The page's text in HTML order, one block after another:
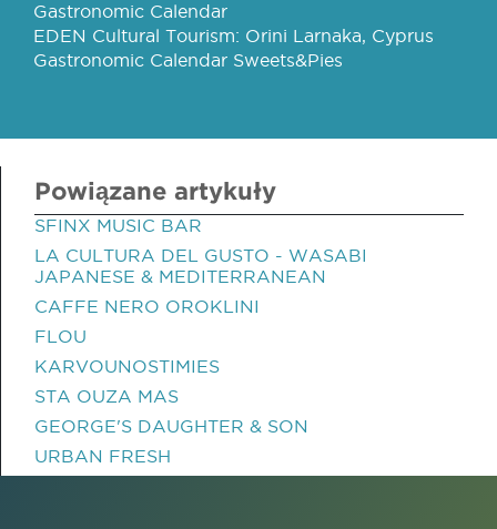
Gastronomic Calendar
EDEN Cultural Tourism: Orini Larnaka, Cyprus
Gastronomic Calendar Sweets&Pies
Powiązane artykuły
SFINX MUSIC BAR
LA CULTURA DEL GUSTO - WASABI
JAPANESE & MEDITERRANEAN
CAFFE NERO OROKLINI
FLOU
KARVOUNOSTIMIES
STA OUZA MAS
GEORGE'S DAUGHTER & SON
URBAN FRESH